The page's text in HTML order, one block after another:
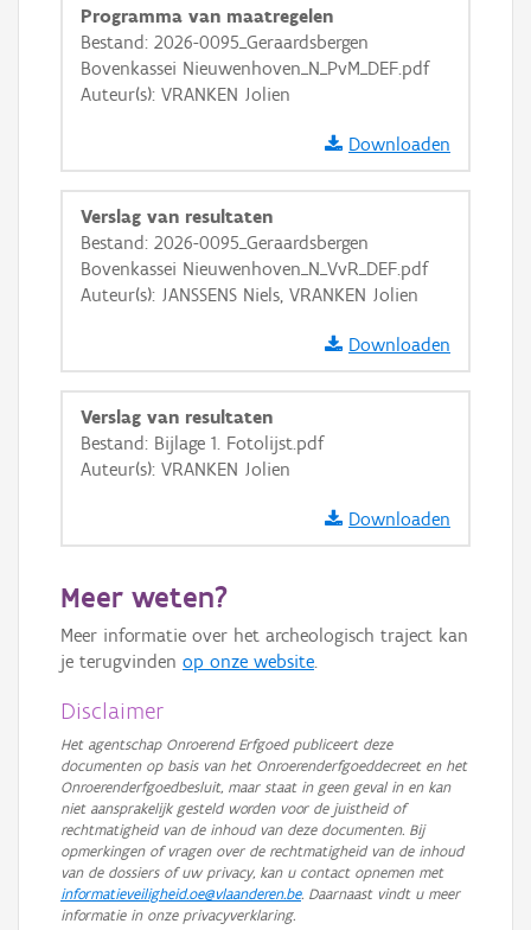
+ −
Basis Lagen
OSM-Basiskaart
GRB-Basiskaart
GRB-Basiskaart in grijswaarden
Programma van maatregelen
Bestand: 2026-0095_Geraardsbergen
Bovenkassei Nieuwenhoven_N_PvM_DEF.pdf
Auteur(s): VRANKEN Jolien
Downloaden
Verslag van resultaten
Bestand: 2026-0095_Geraardsbergen
Bovenkassei Nieuwenhoven_N_VvR_DEF.pdf
Auteur(s): JANSSENS Niels, VRANKEN Jolien
Downloaden
Verslag van resultaten
Bestand: Bijlage 1. Fotolijst.pdf
Auteur(s): VRANKEN Jolien
Downloaden
Meer weten?
Meer informatie over het archeologisch traject kan
je terugvinden op onze website.
Disclaimer
Het agentschap Onroerend Erfgoed publiceert deze
documenten op basis van het Onroerenderfgoeddecreet en het
Onroerenderfgoedbesluit, maar staat in geen geval in en kan
niet aansprakelijk gesteld worden voor de juistheid of
rechtmatigheid van de inhoud van deze documenten. Bij
opmerkingen of vragen over de rechtmatigheid van de inhoud
van de dossiers of uw privacy, kan u contact opnemen met
informatieveiligheid.oe@vlaanderen.be. Daarnaast vindt u meer
informatie in onze privacyverklaring.